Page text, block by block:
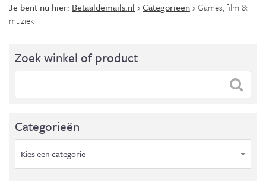
Je bent nu hier: Betaaldemails.nl ›Categoriëen›Games, film &
muziek
Zoek winkel of product
Categorieën
Kies een categorie